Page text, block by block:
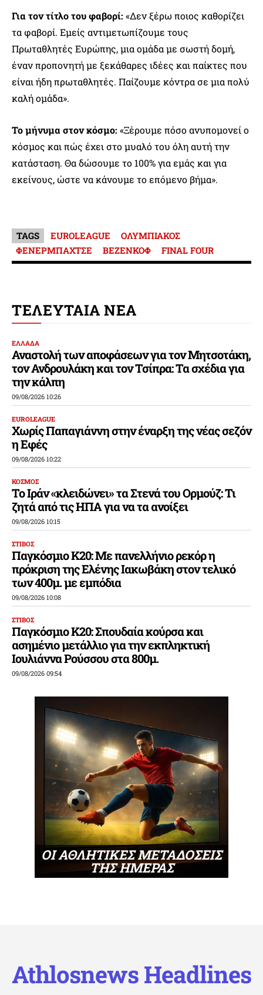
Για τον τίτλο του φαβορί: «Δεν ξέρω ποιος καθορίζει
τα φαβορί. Εμείς αντιμετωπίζουμε τους
Πρωταθλητές Ευρώπης, μια ομάδα με σωστή δομή,
έναν προπονητή με ξεκάθαρες ιδέες και παίκτες που
είναι ήδη πρωταθλητές. Παίζουμε κόντρα σε μια πολύ
καλή ομάδα».
Το μήνυμα στον κόσμο: «Ξέρουμε πόσο ανυπομονεί ο
κόσμος και πώς έχει στο μυαλό του όλη αυτή την
κατάσταση. Θα δώσουμε το 100% για εμάς και για
εκείνους, ώστε να κάνουμε το επόμενο βήμα».
TAGS EUROLEAGUE
ΟΛΥΜΠΙΑΚΟΣ
ΦΕΝΕΡΜΠΑΧΤΣΕ
ΒΕΖΕΝΚΟΦ FINAL FOUR
ΤΕΛΕΥΤΑΙΑ ΝΕΑ
ΕΛΛΑΔΑ
Αναστολή των αποφάσεων για τον Μητσοτάκη,
τον Ανδρουλάκη και τον Τσίπρα: Τα σχέδια για
την κάλπη
09/08/2026 10:26
EUROLEAGUE
Χωρίς Παπαγιάννη στην έναρξη της νέας σεζόν
η Εφές
09/08/2026 10:22
ΚΟΣΜΟΣ
Το Ιράν «κλειδώνει» τα Στενά του Ορμούζ: Τι
ζητά από τις ΗΠΑ για να τα ανοίξει
09/08/2026 10:15
ΣΤΙΒΟΣ
Παγκόσμιο Κ20: Με πανελλήνιο ρεκόρ η
πρόκριση της Ελένης Ιακωβάκη στον τελικό
των 400μ. με εμπόδια
09/08/2026 10:08
ΣΤΙΒΟΣ
Παγκόσμιο Κ20: Σπουδαία κούρσα και
ασημένιο μετάλλιο για την εκπληκτική
Ιουλιάννα Ρούσσου στα 800μ.
09/08/2026 09:54
ΟΙ ΑΘΛΗΤΙΚΕΣ ΜΕΤΑΔΟΣΕΙΣ
ΤΗΣ ΗΜΕΡΑΣ
Athlosnews Headlines